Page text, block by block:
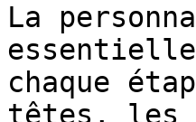
La
chaque
têtes, les